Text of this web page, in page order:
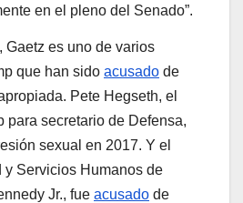
en el pleno del Senado”.
Gaetz es uno de varios
que han sido acusado de
Pete Hegseth, el
para secretario de Defensa,
sexual en 2017. Y el
Servicios Humanos de
Jr., fue acusado de